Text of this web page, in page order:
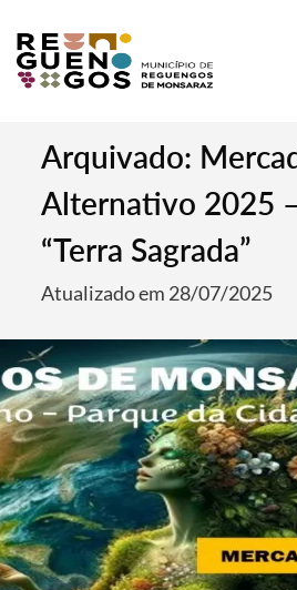
Arquivado:
Alternativo 2025
“Terra Sagrada”
Atualizado em 28/07/2025